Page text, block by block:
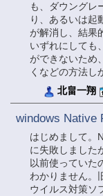
も、ダウングレ
り、あるいは起
が解消し、結果
いずれにしても
ができないため
くなどの方法し
北畠一翔
windows Native
はじめまして。
に失敗しました
以前使っていた
わかりません。
ウイルス対策ソ